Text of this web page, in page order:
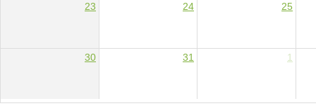
23 24 25
30 31 1